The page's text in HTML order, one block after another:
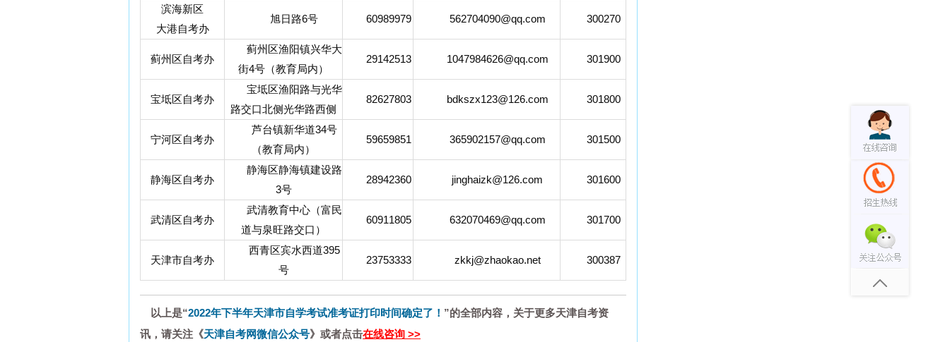
滨海新区
大港自考办
旭日路6号 60989979 562704090@qq.com 300270
蓟州区自考办
蓟州区渔阳镇兴华大
街4号（教育局内）
29142513 1047984626@qq.com 301900
宝坻区自考办
宝坻区渔阳路与光华
路交口北侧光华路西侧
82627803 bdkszx123@126.com 301800
宁河区自考办
芦台镇新华道34号
（教育局内）
59659851 365902157@qq.com 301500
静海区自考办
静海区静海镇建设路
3号
28942360 jinghaizk@126.com 301600
武清区自考办
武清教育中心（富民
道与泉旺路交口）
60911805 632070469@qq.com 301700
天津市自考办
西青区宾水西道395
号
23753333 zkkj@zhaokao.net 300387
以上是“2022年下半年天津市自学考试准考证打印时间确定了！ ”的全部内容，关于更多天津自考资
讯，请关注《天津自考网微信公众号》或者点击在线咨询 >>